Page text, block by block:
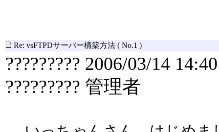
Re: vsFTPDサーバー構築方法 ( No.1 )
????????? 2006/03/14 14:40
????????? 管理者